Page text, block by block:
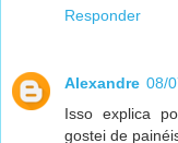
Responder
Alexandre 08/
Isso explica
gostei de